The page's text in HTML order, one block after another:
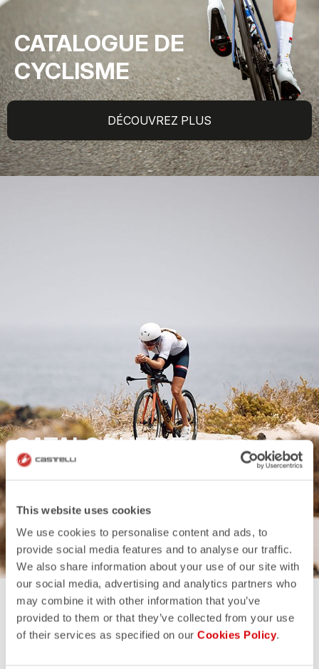
This website uses cookies
We use cookies to personalise content and ads, to
provide social media features and to analyse our traffic.
We also share information about your use of our site with
our social media, advertising and analytics partners who
may combine it with other information that you’ve
provided to them or that they’ve collected from your use
of their services as specified on our Cookies Policy.
CATALOGUE DE
CYCLISME
DÉCOUVREZ PLUS
CATALOGUE DE
TRIATHLON